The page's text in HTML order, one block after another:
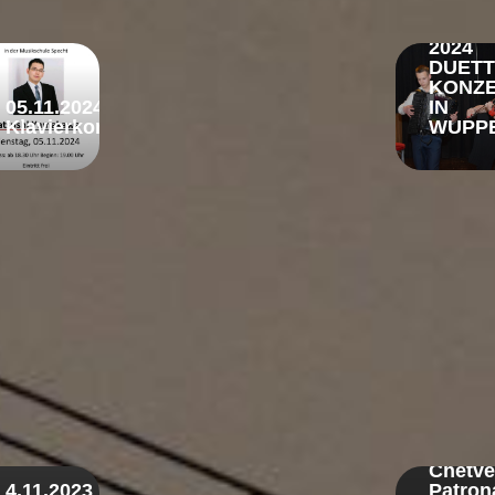
05.11.2024
Klavierkonzert
2024
DUETT
IN
4.11.2023